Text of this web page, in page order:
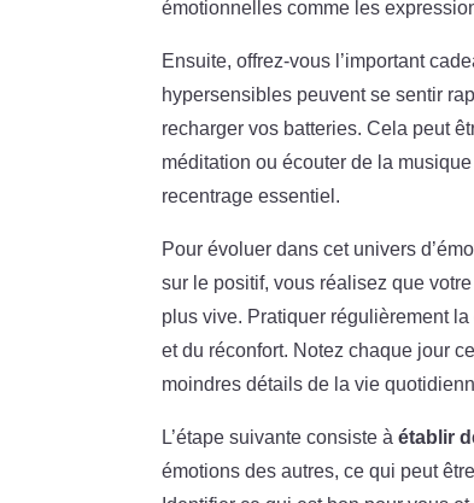
émotionnelles comme les
Ensuite, offrez-vous l’important
hypersensibles peuvent se sentir
recharger vos batteries. Cela peut
méditation ou écouter de la
recentrage essentiel.
Pour évoluer dans cet univers
sur le positif, vous réalisez que
plus vive. Pratiquer régulièrement
et du réconfort. Notez chaque jour
moindres détails de la vie
L’étape suivante consiste àétablir
émotions des autres, ce qui peut